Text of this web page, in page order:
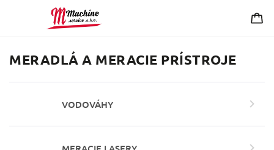
MERADLÁ A MERACIE PRÍSTROJE
VODOVÁHY